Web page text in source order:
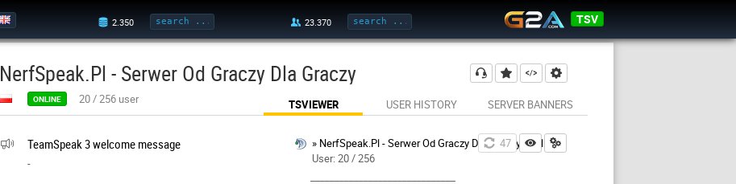
TSV
NerfSpeak.Pl - Serwer Od Graczy Dla Graczy
ONLINE 20/256 user TSVIEWER USER HISTORY SERVER BANNERS
46
» NerfSpeak.Pl - Serwer Od Graczy Dla Graczy | Online: 20/256
User: 20 / 256
TeamSpeak 3 welcome message
-